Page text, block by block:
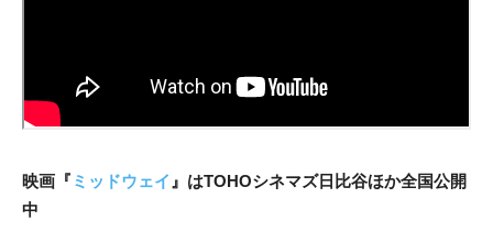
映画『 ミッドウェイ 』はTOHOシネマズ日比谷ほか全国公開
中